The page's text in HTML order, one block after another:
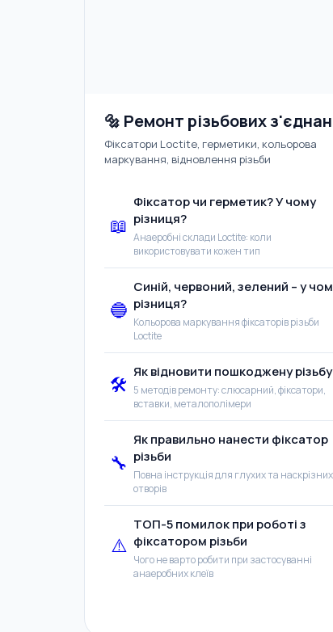
🔩 Ремонт різьбових
Фіксатори Loctite, герметики, кольорова
маркування, відновлення різьби
📖
Фіксатор чи герметик? У чому
різниця?
Анаеробні склади Loctite: коли
використовувати кожен тип
🔵
Синій, червоний, зелений – у
різниця?
Кольорова маркування фіксаторів різьби
Loctite
🛠️
Як відновити пошкоджену різьбу
5 методів ремонту: слюсарний, фіксатори,
вставки, металополімери
🔧
Як правильно нанести фіксатор
різьби
Повна інструкція для глухих та наскрізних
отворів
⚠️
ТОП-5 помилок при роботі з
фіксатором різьби
Чого не варто робити при застосуванні
анаеробних клеїв